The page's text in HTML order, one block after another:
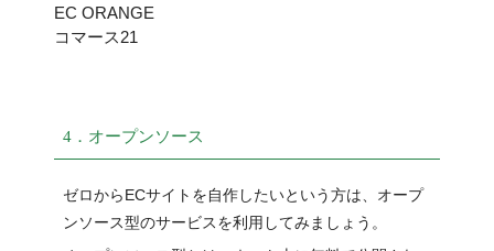
EC ORANGE
コマース21
4．オープンソース
ゼロからECサイトを自作したいという方は、オープ
ンソース型のサービスを利用してみましょう。